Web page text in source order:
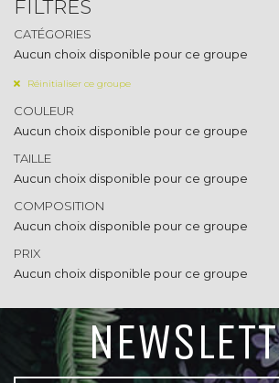
Arbustes
Méditerranéen
D'été
De printemps
De terre de bruyère
Vivaces &
graminées
Vivaces
Graminées
Tiges
FILTRES
CATÉGORIES
Aucun choix disponible pour ce groupe
Réinitialiser ce groupe
COULEUR
Aucun choix disponible pour ce groupe
TAILLE
Aucun choix disponible pour ce groupe
COMPOSITION
Aucun choix disponible pour ce groupe
PRIX
Aucun choix disponible pour ce groupe